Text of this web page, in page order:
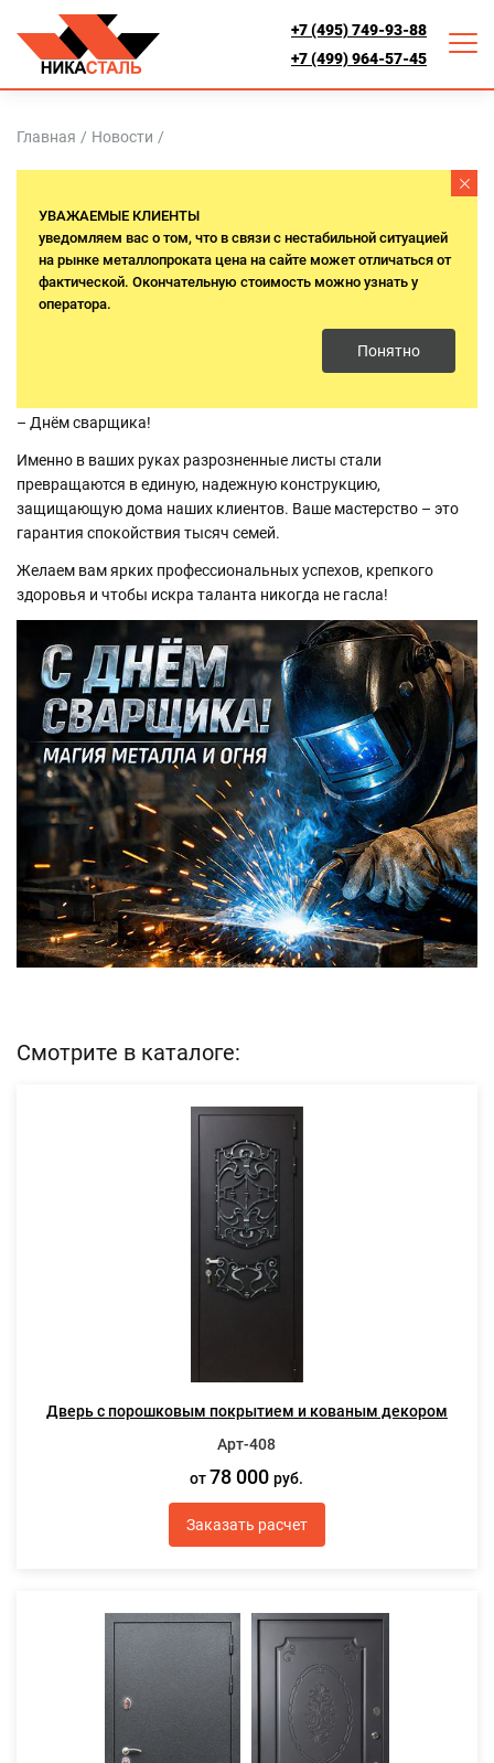
+7 (495) 749-93-88
+7 (499) 964-57-45
Главная / Новости /
МЕТАЛЛА И ОГНЯ
28 мая 2026 г.
Уважаемые профессионалы сварки!
– Днём сварщика!
Именно в ваших руках разрозненные листы стали
превращаются в единую, надежную конструкцию,
защищающую дома наших клиентов. Ваше мастерство – это
гарантия спокойствия тысяч семей.
Желаем вам ярких профессиональных успехов, крепкого
здоровья и чтобы искра таланта никогда не гасла!
Смотрите в каталоге:
Дверь с порошковым покрытием и кованым декором
Арт-408
от 78 000руб.
Заказать расчет
УВАЖАЕМЫЕ КЛИЕНТЫ
уведомляем вас о том, что в связи с нестабильной ситуацией
на рынке металлопроката цена на сайте может отличаться от
фактической. Окончательную стоимость можно узнать у
оператора.
Понятно